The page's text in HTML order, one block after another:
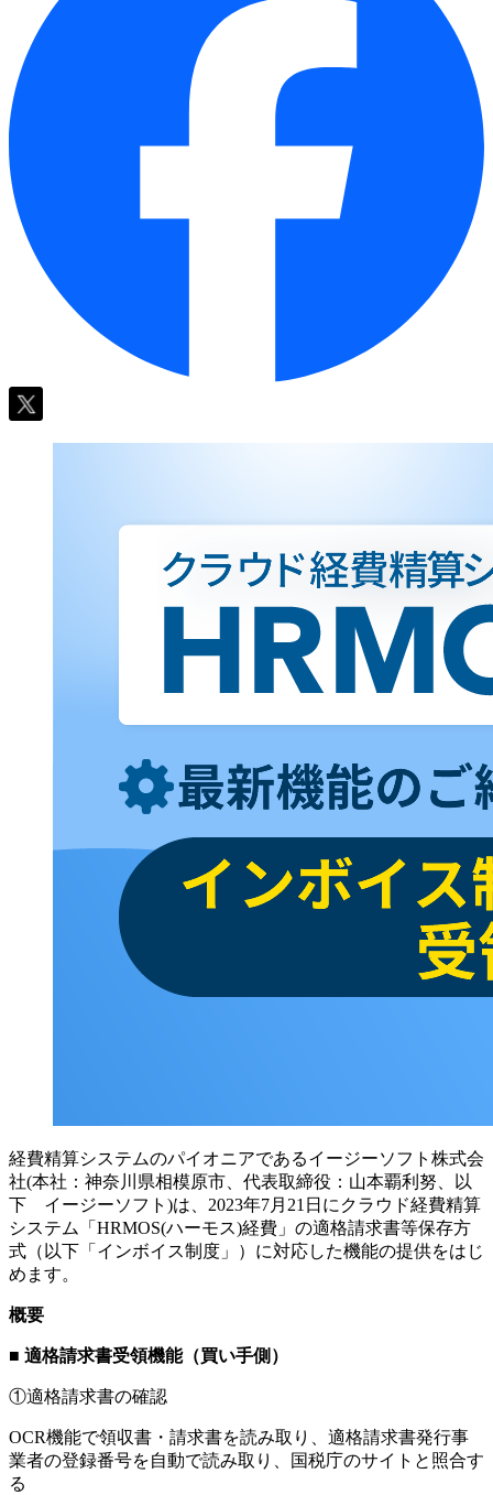
経費精算システムのパイオニアであるイージーソフト株式会
社(本社：神奈川県相模原市、代表取締役：山本覇利努、以
下 イージーソフト)は、2023年7月21日にクラウド経費精算
システム「HRMOS(ハーモス)経費」の適格請求書等保存方
式（以下「インボイス制度」）に対応した機能の提供をはじ
めます。
概要
■ 適格請求書受領機能（買い手側）
①適格請求書の確認
OCR機能で領収書・請求書を読み取り、適格請求書発行事
業者の登録番号を自動で読み取り、国税庁のサイトと照合す
る